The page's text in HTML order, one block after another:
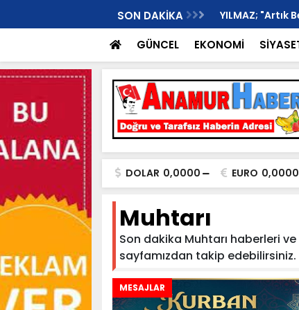
SON DAKİKA
Kanlı Bitti, 1 Kişi Ağır Yaralı.. YILMAZ; "Artık
GÜNCEL EKONOMİ
DOLAR 0,0000 EURO 0,0000
Muhtarı
Son dakika Muhtarı haberleri
sayfamızdan takip
MESAJLAR